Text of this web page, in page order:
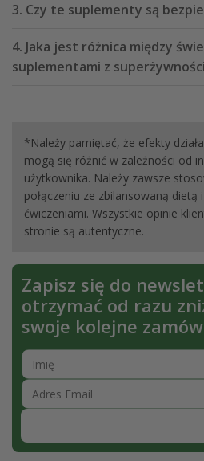
3. Czy te suplementy są
4. Jaka jest różnica między
suplementami z
*Należy pamiętać, że efekty
mogą się różnić w zależności od
użytkownika. Należy zawsze
połączeniu ze zbilansowaną dietą
ćwiczeniami. Wszystkie opinie
stronie są autentyczne.
Zapisz się do
otrzymać od razu
swoje kolejne